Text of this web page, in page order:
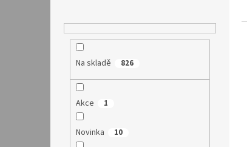
Na skladě 826
Akce 1
Novinka 10